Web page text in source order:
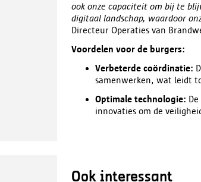
ook onze capaciteit om bij te
digitaal landschap, waardoor
Directeur Operaties van
Voordelen voor de burgers:
Verbeterde coördinatie:
samenwerken, wat leidt
Optimale technologie:
innovaties om de
Ook interessant